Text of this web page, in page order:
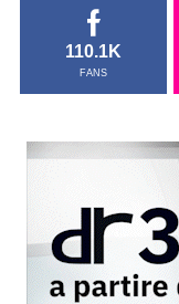
110.1K
FANS